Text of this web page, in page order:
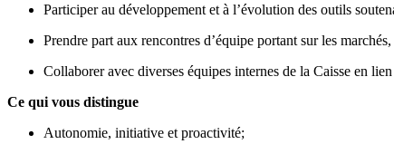
Participer au développement et à l’évolution des outils
Prendre part aux rencontres d’équipe portant sur les
Collaborer avec diverses équipes internes de la Caisse en
Ce qui vous distingue
Autonomie, initiative et proactivité;